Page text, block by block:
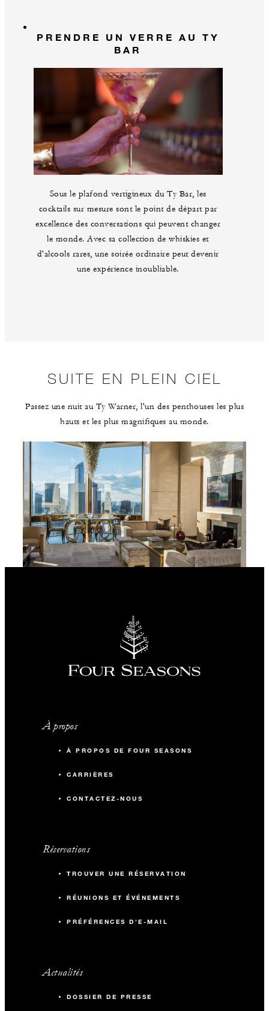
PRENDRE UN VERRE AU TY
BAR
Sous le plafond vertigineux du Ty Bar, les
cocktails sur mesure sont le point de départ par
excellence des conversations qui peuvent changer
le monde. Avec sa collection de whiskies et
d'alcools rares, une soirée ordinaire peut devenir
une expérience inoubliable.
SUITE EN PLEIN CIEL
Passez une nuit au Ty Warner, l'un des penthouses les plus
hauts et les plus magnifiques au monde.
À propos
À PROPOS DE FOUR SEASONS
CARRIÈRES
CONTACTEZ-NOUS
Réservations
TROUVER UNE RÉSERVATION
RÉUNIONS ET ÉVÉNEMENTS
PRÉFÉRENCES D'E-MAIL
Actualités
DOSSIER DE PRESSE